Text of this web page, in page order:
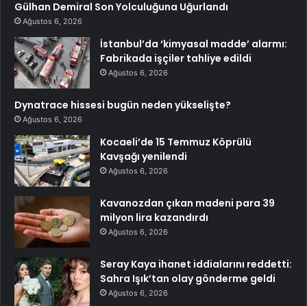
Gülhan Demiral Son Yolculuğuna Uğurlandı
Ağustos 6, 2026
İstanbul’da ‘kimyasal madde’ alarmı:
Fabrikada işçiler tahliye edildi
Ağustos 6, 2026
Dynatrace hissesi bugün neden yükselişte?
Ağustos 6, 2026
Kocaeli’de 15 Temmuz Köprülü
Kavşağı yenilendi
Ağustos 6, 2026
Kavanozdan çıkan madeni para 39
milyon lira kazandırdı
Ağustos 6, 2026
Seray Kaya ihanet iddialarını reddetti:
Sahra Işık’tan olay gönderme geldi
Ağustos 6, 2026